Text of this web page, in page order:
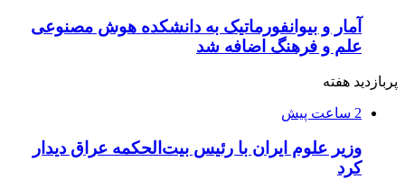
آمار و بیوانفورماتیک به دانشکده هوش مصنوعی
علم و فرهنگ اضافه شد
پربازدید هفته
2 ساعت پیش
وزیر علوم ایران با رئیس بیت‌الحکمه عراق دیدار
کرد